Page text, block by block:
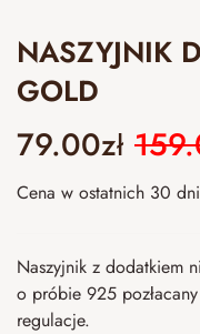
NASZYJNIK
GOLD
79.00zł
Cena w ostatnich 30
Naszyjnik z dodatkiem
o próbie 925
regulacje.